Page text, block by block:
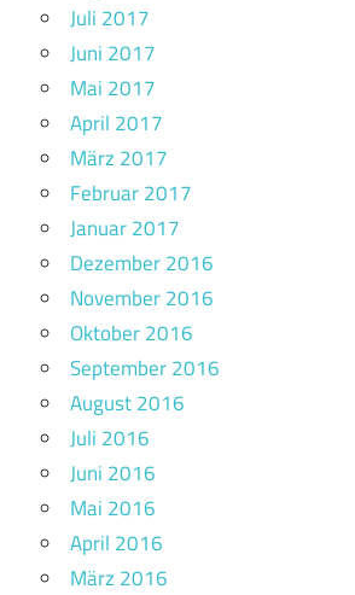
Juli 2017
Juni 2017
Mai 2017
April 2017
März 2017
Februar 2017
Januar 2017
Dezember 2016
November 2016
Oktober 2016
September 2016
August 2016
Juli 2016
Juni 2016
Mai 2016
April 2016
März 2016